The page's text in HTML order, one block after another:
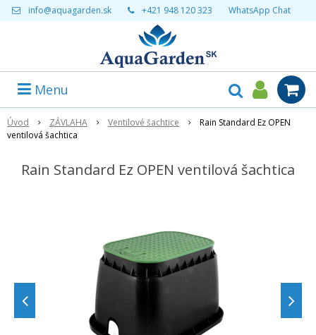
info@aquagarden.sk +421 948 120 323 WhatsApp Chat
Menu
Úvod ZÁVLAHA Ventilové šachtice
Rain Standard Ez OPEN
ventilová šachtica
Rain Standard Ez OPEN ventilová šachtica